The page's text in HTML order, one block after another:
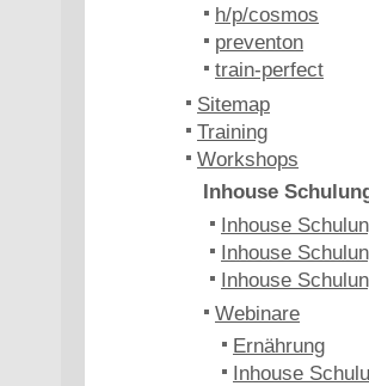
h/p/cosmos
preventon
train-perfect
Sitemap
Training
Workshops
Inhouse
Inhouse
Inhouse
Inhouse
Webinare
Ernährung
Inhouse